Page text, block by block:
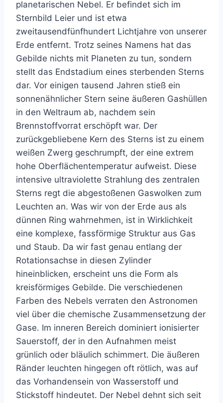
planetarischen Nebel. Er befindet sich im
Sternbild Leier und ist etwa
zweitausendfünfhundert Lichtjahre von unserer
Erde entfernt. Trotz seines Namens hat das
Gebilde nichts mit Planeten zu tun, sondern
stellt das Endstadium eines sterbenden Sterns
dar. Vor einigen tausend Jahren stieß ein
sonnenähnlicher Stern seine äußeren Gashüllen
in den Weltraum ab, nachdem sein
Brennstoffvorrat erschöpft war. Der
zurückgebliebene Kern des Sterns ist zu einem
weißen Zwerg geschrumpft, der eine extrem
hohe Oberflächentemperatur aufweist. Diese
intensive ultraviolette Strahlung des zentralen
Sterns regt die abgestoßenen Gaswolken zum
Leuchten an. Was wir von der Erde aus als
dünnen Ring wahrnehmen, ist in Wirklichkeit
eine komplexe, fassförmige Struktur aus Gas
und Staub. Da wir fast genau entlang der
Rotationsachse in diesen Zylinder
hineinblicken, erscheint uns die Form als
kreisförmiges Gebilde. Die verschiedenen
Farben des Nebels verraten den Astronomen
viel über die chemische Zusammensetzung der
Gase. Im inneren Bereich dominiert ionisierter
Sauerstoff, der in den Aufnahmen meist
grünlich oder bläulich schimmert. Die äußeren
Ränder leuchten hingegen oft rötlich, was auf
das Vorhandensein von Wasserstoff und
Stickstoff hindeutet. Der Nebel dehnt sich seit